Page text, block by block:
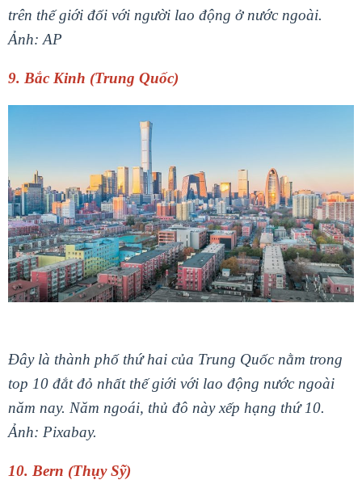
trên thế giới đối với người lao động ở nước ngoài.
Ảnh: AP
9. Bắc Kinh (Trung Quốc)
Đây là thành phố thứ hai của Trung Quốc nằm trong
top 10 đắt đỏ nhất thế giới với lao động nước ngoài
năm nay. Năm ngoái, thủ đô này xếp hạng thứ 10.
Ảnh: Pixabay.
10. Bern (Thụy Sỹ)